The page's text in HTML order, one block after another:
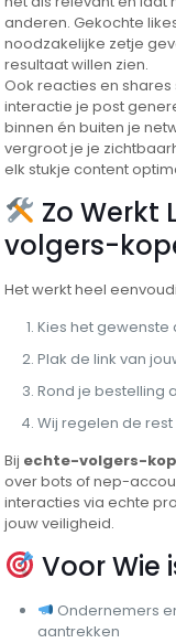
anderen. Gekochte
noodzakelijke zetje
resultaat willen zien.
Ook reacties en
interactie je post
binnen én buiten je
vergroot je je
elk stukje content
Zo Werkt
volgers-
Het werkt heel
Kies het gewenste
Plak de link van
Rond je bestelling
Wij regelen de
Bij echte-volgers-
over bots of nep-
interacties via echte
jouw veiligheid.
Voor Wie
Ondernemers
aantrekken